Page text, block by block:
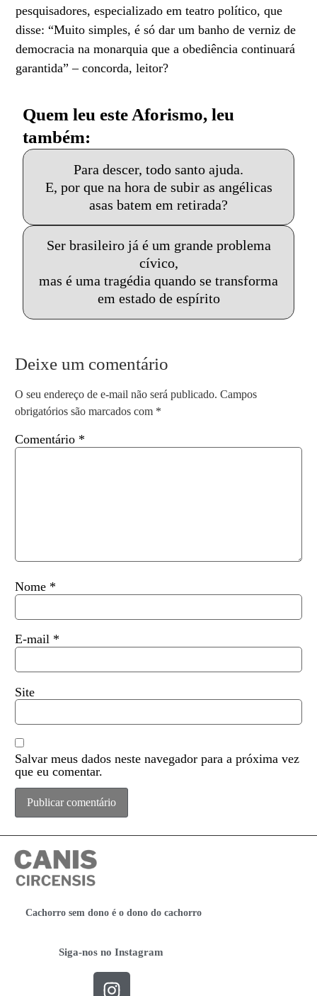
pesquisadores, especializado em teatro político, que
disse: “Muito simples, é só dar um banho de verniz de
democracia na monarquia que a obediência continuará
garantida” – concorda, leitor?
Quem leu este Aforismo, leu
também:
Para descer, todo santo ajuda.
E, por que na hora de subir as angélicas
asas batem em retirada?
Ser brasileiro já é um grande problema
cívico,
mas é uma tragédia quando se transforma
em estado de espírito
Deixe um comentário
O seu endereço de e-mail não será publicado. Campos
obrigatórios são marcados com *
Comentário *
Nome *
E-mail *
Site
Salvar meus dados neste navegador para a próxima vez
que eu comentar.
Cachorro sem dono é o dono do cachorro
Siga-nos no Instagram